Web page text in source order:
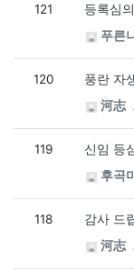
121 등록심
푸른
120
풍란 자
河志
119 신임 등
후곡
118 감사 드
河志